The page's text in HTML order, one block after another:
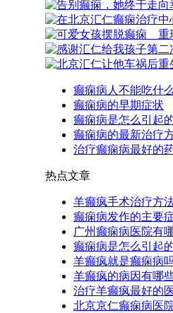
专家特长：擅长运用中
治疗癫痫疾病顽疾，对
分型与诊治及难治性癫
临床经验，取得了满意
专家特长：尤其在癫痫
研发能力和科研经验，
系统的全方位地去诊治
到业内人士的肯定。屡
坛产生了重大而又深远的
癫痫病人不能吃什么
癫痫病的早期症状
癫痫病是怎么引起
癫痫病的最新治疗
治疗癫痫病最好的
热点文章
羊癫疯手术治疗方
癫痫病发作的主要
广州癫痫病医院有
癫痫病是怎么引起
羊癫疯就是癫痫病
羊癫疯的病因有哪
治疗羊癫疯最好的
北京京仁癫痫病医